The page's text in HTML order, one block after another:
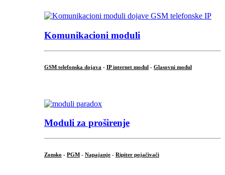
Komunikacioni moduli
GSM telefonska dojava - IP internet modul - Glasovni modul
Moduli za proširenje
Zonsko - PGM - Napajanje - Ripiter pojačivači